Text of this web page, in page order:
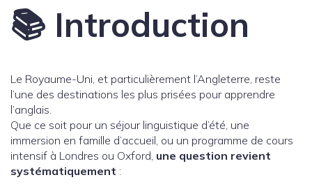
📚 Introduction
Le Royaume-Uni, et particulièrement l’Angleterre, reste
l’une des destinations les plus prisées pour apprendre
l’anglais.
Que ce soit pour un séjour linguistique d’été, une
immersion en famille d’accueil, ou un programme de cours
intensif à Londres ou Oxford, une question revient
systématiquement :